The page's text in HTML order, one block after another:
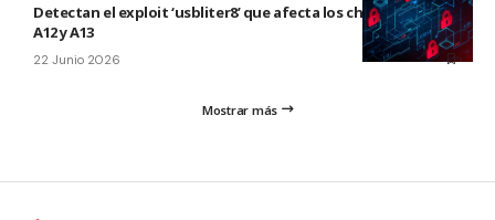
Detectan el exploit ‘usbliter8’ que afecta los chips de Apple
A12 y A13
22 Junio 2026
Mostrar más